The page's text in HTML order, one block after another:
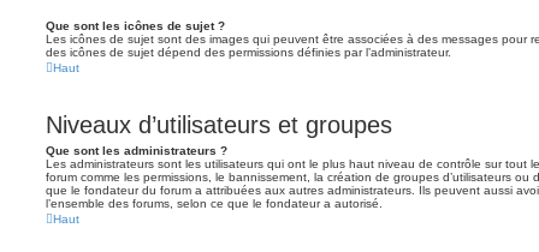
Que sont les icônes de sujet ?
Les icônes de sujet sont des images qui peuvent être associées à des messages pour
des icônes de sujet dépend des permissions définies par l’administrateur.
Haut
Niveaux d’utilisateurs et groupes
Que sont les administrateurs ?
Les administrateurs sont les utilisateurs qui ont le plus haut niveau de contrôle sur tout
forum comme les permissions, le bannissement, la création de groupes d’utilisateurs ou
que le fondateur du forum a attribuées aux autres administrateurs. Ils peuvent aussi
l’ensemble des forums, selon ce que le fondateur a autorisé.
Haut